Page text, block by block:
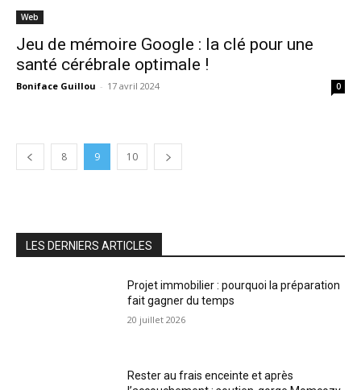
Web
Jeu de mémoire Google : la clé pour une
santé cérébrale optimale !
Boniface Guillou - 17 avril 2024 0
8 9 10
LES DERNIERS ARTICLES
Projet immobilier : pourquoi la préparation
fait gagner du temps
20 juillet 2026
Rester au frais enceinte et après